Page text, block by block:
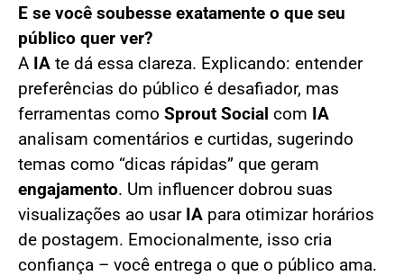
E se você soubesse exatamente o que seu
público quer ver?
A IA te dá essa clareza. Explicando: entender
preferências do público é desafiador, mas
ferramentas como Sprout Social com IA
analisam comentários e curtidas, sugerindo
temas como “dicas rápidas” que geram
engajamento. Um influencer dobrou suas
visualizações ao usar IA para otimizar horários
de postagem. Emocionalmente, isso cria
confiança – você entrega o que o público ama.